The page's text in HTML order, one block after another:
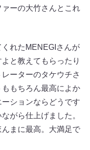
ーの大竹さんとこれ
れたMENEGIさんが
と教えてもらったり
ーターのタケウチさ
もちろん最高によか
ションならどうです
がら仕上げました。
まに最高。大満足で